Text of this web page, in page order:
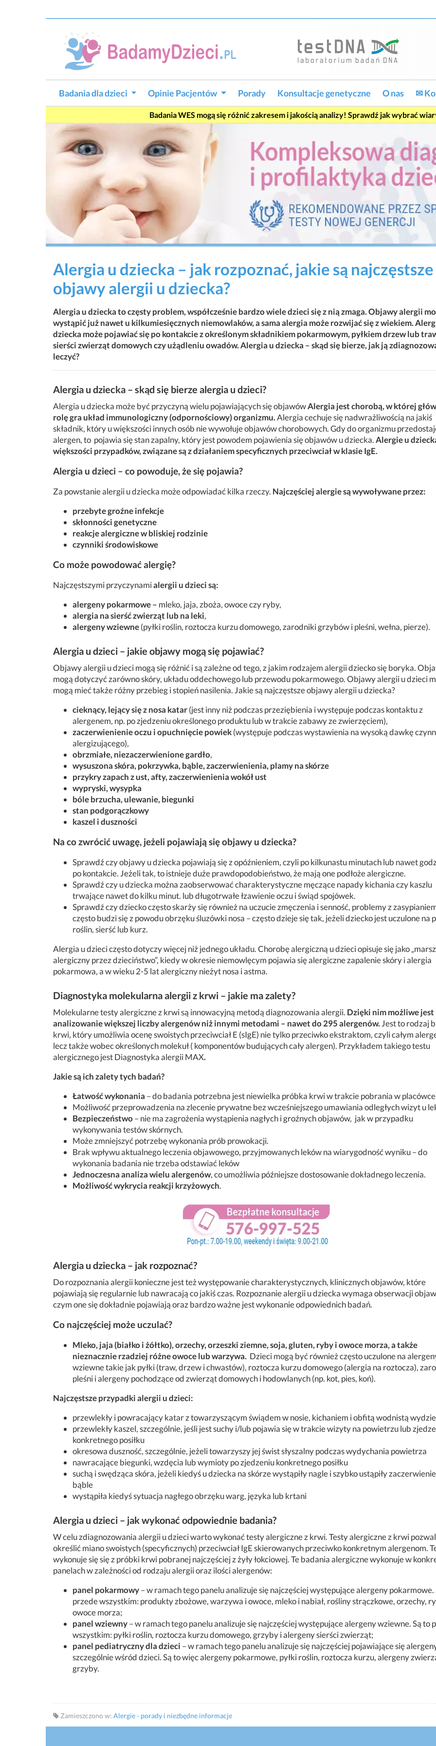
Badania dla dzieci Opinie Pacjentów Porady Konsultacje genetyczne O nas ✉
Badania WES mogą się różnić zakresem i jakością analizy! Sprawdź jak wybrać
Alergia u dziecka – jak rozpoznać, jakie są najczęstsze
objawy alergii u dziecka?
Alergia u dziecka to częsty problem, współcześnie bardzo wiele dzieci się z nią zmaga. Objawy alergii
wystąpić już nawet u kilkumiesięcznych niemowlaków, a sama alergia może rozwijać się z wiekiem.
dziecka może pojawiać się po kontakcie z określonym składnikiem pokarmowym, pyłkiem drzew lub
sierści zwierząt domowych czy użądleniu owadów. Alergia u dziecka – skąd się bierze, jak ją
leczyć?
Alergia u dziecka – skąd się bierze alergia u dzieci?
Alergia u dziecka może być przyczyną wielu pojawiających się objawówAlergia jest chorobą, w której
rolę gra układ immunologiczny (odpornościowy) organizmu.Alergia cechuje się nadwrażliwością na jakiś
składnik, który u większości innych osób nie wywołuje objawów chorobowych. Gdy do organizmu
alergen, to pojawia się stan zapalny, który jest powodem pojawienia się objawów u dziecka.Alergie u
większości przypadków, związane są z działaniem specyficznych przeciwciał w klasie IgE.
Alergia u dzieci – co powoduje, że się pojawia?
Za powstanie alergii u dziecka może odpowiadać kilka rzeczy. Najczęściej alergie są wywoływane przez:
przebyte groźne infekcje
skłonności genetyczne
reakcje alergiczne w bliskiej rodzinie
czynniki środowiskowe
Co może powodować alergię?
Najczęstszymi przyczynamialergii u dzieci są:
alergenypokarmowe – mleko, jaja, zboża, owoce czy ryby,
alergia na sierść zwierząt lub na leki,
alergeny wziewne(pyłki roślin, roztocza kurzu domowego, zarodniki grzybów i pleśni, wełna, pierze).
Alergia u dzieci – jakie objawy mogą się pojawiać?
Objawy alergii u dzieci mogą się różnić i są zależne od tego, z jakim rodzajem alergii dziecko się boryka.
mogą dotyczyć zarówno skóry, układu oddechowego lub przewodu pokarmowego. Objawy alergii u dzieci
mogą mieć także różny przebieg i stopień nasilenia.Jakie są najczęstsze objawy alergii u dziecka?
cieknący, lejący się z nosa katar(jest inny niż podczas przeziębienia i występuje podczas kontaktu z
alergenem, np. po zjedzeniu określonego produktu lub w trakcie zabawy ze zwierzęciem),
zaczerwienienie oczu i opuchnięcie powiek(występuje podczas wystawienia na wysoką dawkę
alergizującego),
obrzmiałe, niezaczerwienione gardło,
wysuszona skóra, pokrzywka, bąble, zaczerwienienia, plamy na skórze
przykry zapach z ust, afty, zaczerwienienia wokół ust
wypryski, wysypka
bóle brzucha, ulewanie, biegunki
stan podgorączkowy
kaszel i duszności
Na co zwrócić uwagę, jeżeli pojawiają się objawy u dziecka?
Sprawdź czy objawy u dziecka pojawiają się z opóźnieniem, czyli po kilkunastu minutach lub nawet
po kontakcie. Jeżeli tak, to istnieje duże prawdopodobieństwo, że mają one podłoże alergiczne.
Sprawdź czy u dziecka można zaobserwować charakterystyczne męczące napady kichania czy kaszlu
trwające nawet do kilku minut. lub długotrwałe łzawienie oczu i świąd spojówek.
Sprawdź czy dziecko często skarży się również na uczucie zmęczenia i senność, problemy z
często budzi się z powodu obrzęku śluzówki nosa – często dzieje się tak, jeżeli dziecko jest uczulone na
roślin, sierść lub kurz.
Alergia u dzieci często dotyczy więcej niż jednego układu. Chorobę alergiczną u dzieci opisuje się jako „marsz
alergiczny przez dzieciństwo”, kiedy w okresie niemowlęcym pojawia się alergiczne zapalenie skóry i alergia
pokarmowa, a w wieku 2-5 lat alergiczny nieżyt nosa i astma.
Diagnostyka molekularna alergii z krwi – jakie ma zalety?
Molekularne testy alergiczne z krwi są innowacyjną metodą diagnozowania alergii. Dzięki nim możliwe jest
analizowanie większej liczby alergenów niż innymi metodami – nawet do 295 alergenów.Jest to rodzaj
krwi, który umożliwia ocenę swoistych przeciwciał E (sIgE) nie tylko przeciwko ekstraktom, czyli całym
lecz także wobec określonych molekuł ( komponentów budujących cały alergen). Przykładem takiego testu
alergicznego jest Diagnostyka alergii MAX.
Jakie są ich zalety tych badań?
Łatwość wykonania – do badania potrzebna jest niewielka próbka krwi w trakcie pobrania w placówce
Możliwość przeprowadzenia na zlecenie prywatne bez wcześniejszego umawiania odległych wizyt u
Bezpieczeństwo– nie ma zagrożenia wystąpienia nagłych i groźnych objawów, jak w przypadku
wykonywania testów skórnych.
Może zmniejszyć potrzebę wykonania prób prowokacji.
Brak wpływu aktualnego leczenia objawowego, przyjmowanych leków na wiarygodność wyniku – do
wykonania badania nie trzeba odstawiać leków
Jednoczesna analiza wielu alergenów, co umożliwia późniejsze dostosowanie dokładnego leczenia.
Możliwość wykrycia reakcji krzyżowych.
Alergia u dziecka – jak rozpoznać?
Do rozpoznania alergii konieczne jest też występowanie charakterystycznych, klinicznych objawów, które
pojawiają się regularnie lub nawracają co jakiś czas. Rozpoznanie alergii u dziecka wymaga obserwacji
czym one się dokładnie pojawiają oraz bardzo ważne jest wykonanie odpowiednich badań.
Co najczęściej może uczulać?
Mleko, jaja (białko i żółtko), orzechy, orzeszki ziemne, soja, gluten, ryby i owoce morza, a także
nieznacznie rzadziej różne owoce lub warzywa. Dzieci mogą być również często uczulone na
wziewne takie jak pyłki (traw, drzew i chwastów), roztocza kurzu domowego (alergia na roztocza),
pleśni i alergeny pochodzące od zwierząt domowych i hodowlanych (np. kot, pies, koń).
Najczęstsze przypadki alergii u dzieci:
przewlekły i powracający katar z towarzyszącym świądem w nosie, kichaniem i obfitą wodnistą
przewlekły kaszel, szczególnie, jeśli jest suchy i/lub pojawia się w trakcie wizyty na powietrzu lub
konkretnego posiłku
okresowa duszność, szczególnie, jeżeli towarzyszy jej świst słyszalny podczas wydychania powietrza
nawracające biegunki, wzdęcia lub wymioty po zjedzeniu konkretnego posiłku
suchą i swędząca skóra, jeżeli kiedyś u dziecka na skórze wystąpiły nagle i szybko ustąpiły
bąble
wystąpiła kiedyś sytuacja nagłego obrzęku warg, języka lub krtani
Alergia u dzieci – jak wykonać odpowiednie badania?
W celu zdiagnozowania alergii u dzieci warto wykonać testy alergiczne z krwi. Testy alergiczne z krwi
określić miano swoistych (specyficznych) przeciwciał IgE skierowanych przeciwko konkretnym alergenom.
wykonuje się się z próbki krwi pobranej najczęściej z żyły łokciowej. Te badania alergiczne wykonuje w
panelach w zależności od rodzaju alergii oraz ilości alergenów:
panel pokarmowy– w ramach tego panelu analizuje się najczęściej występujące alergeny pokarmowe.
przede wszystkim: produkty zbożowe, warzywa i owoce, mleko i nabiał, rośliny strączkowe, orzechy,
owoce morza;
panel wziewny– w ramach tego panelu analizuje się najczęściej występujące alergeny wziewne. Są to
wszystkim: pyłki roślin, roztocza kurzu domowego, grzyby i alergeny sierści zwierząt;
panel pediatryczny dla dzieci – w ramach tego panelu analizuje się najczęściej pojawiające się
szczególnie wśród dzieci. Są to więc alergeny pokarmowe, pyłki roślin, roztocza kurzu, alergeny
grzyby.
Zamieszczono w: Alergie - porady i niezbędne informacje